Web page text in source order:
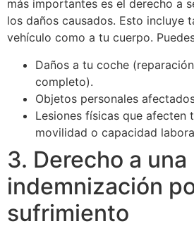
más importantes es el derecho a
los daños causados. Esto incluye
vehículo como a tu cuerpo.
Daños a tu coche
completo).
Objetos personales
Lesiones físicas que afecten
movilidad o capacidad
3. Derecho a una
indemnización
sufrimiento